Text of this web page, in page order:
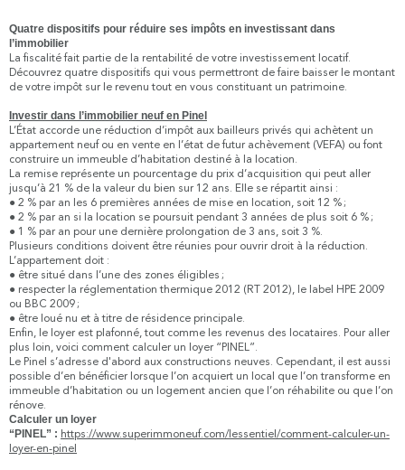
Quatre dispositifs pour réduire ses impôts en investissant dans
l’immobilier
La fiscalité fait partie de la rentabilité de votre investissement locatif.
Découvrez quatre dispositifs qui vous permettront de faire baisser le montant
de votre impôt sur le revenu tout en vous constituant un patrimoine.
Investir dans l’immobilier neuf en Pinel
L’État accorde une réduction d’impôt aux bailleurs privés qui achètent un
appartement neuf ou en vente en l’état de futur achèvement (VEFA) ou font
construire un immeuble d’habitation destiné à la location.
La remise représente un pourcentage du prix d’acquisition qui peut aller
jusqu’à 21 % de la valeur du bien sur 12 ans. Elle se répartit ainsi :
● 2 % par an les 6 premières années de mise en location, soit 12 % ;
● 2 % par an si la location se poursuit pendant 3 années de plus soit 6 % ;
● 1 % par an pour une dernière prolongation de 3 ans, soit 3 %.
Plusieurs conditions doivent être réunies pour ouvrir droit à la réduction.
L’appartement doit :
● être situé dans l’une des zones éligibles ;
● respecter la réglementation thermique 2012 (RT 2012), le label HPE 2009
ou BBC 2009 ;
● être loué nu et à titre de résidence principale.
Enfin, le loyer est plafonné, tout comme les revenus des locataires. Pour aller
plus loin, voici comment calculer un loyer “PINEL”.
Le Pinel s’adresse d'abord aux constructions neuves. Cependant, il est aussi
possible d’en bénéficier lorsque l’on acquiert un local que l’on transforme en
immeuble d’habitation ou un logement ancien que l’on réhabilite ou que l’on
rénove.
Calculer un loyer
“PINEL” : https://www.superimmoneuf.com/lessentiel/comment-calculer-un-
loyer-en-pinel